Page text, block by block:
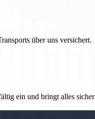
über uns versichert.
ein und bringt alles